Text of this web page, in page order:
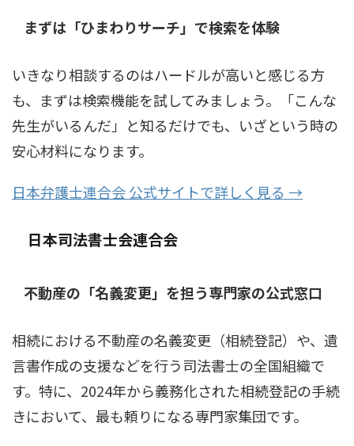
まずは「ひまわりサーチ」で検索を体験
いきなり相談するのはハードルが高いと感じる方
も、まずは検索機能を試してみましょう。「こんな
先生がいるんだ」と知るだけでも、いざという時の
安心材料になります。
日本弁護士連合会 公式サイトで詳しく見る →
日本司法書士会連合会
不動産の「名義変更」を担う専門家の公式窓口
相続における不動産の名義変更（相続登記）や、遺
言書作成の支援などを行う司法書士の全国組織で
す。特に、2024年から義務化された相続登記の手続
きにおいて、最も頼りになる専門家集団です。